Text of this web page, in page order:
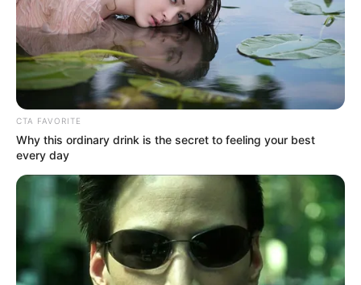
CTA FAVORITE
Why this ordinary drink is the secret to feeling your best
every day